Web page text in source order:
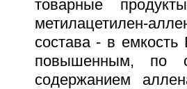
товарные
метилацетилен-
состава - в
повышенным, по
содержанием